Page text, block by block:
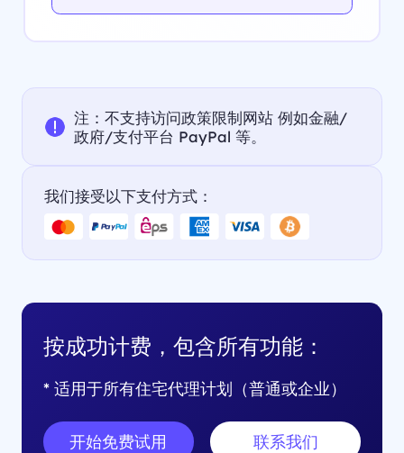
注：不支持访问政策限制网站 例如金融/
政府/支付平台 PayPal 等。
我们接受以下支付方式：
按成功计费，包含所有功能：
* 适用于所有住宅代理计划（普通或企业）
开始免费试用 联系我们